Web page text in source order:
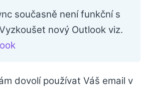
současně není funkční s
nový Outlook viz.
dovolí používat Váš email v